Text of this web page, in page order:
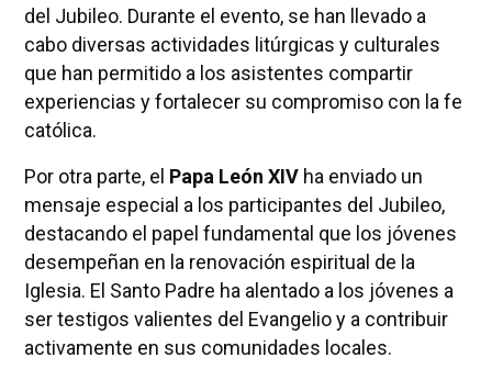
del Jubileo. Durante el evento, se han llevado a
cabo diversas actividades litúrgicas y culturales
que han permitido a los asistentes compartir
experiencias y fortalecer su compromiso con la fe
católica.
Por otra parte, el Papa León XIVha enviado un
mensaje especial a los participantes del Jubileo,
destacando el papel fundamental que los jóvenes
desempeñan en la renovación espiritual de la
Iglesia. El Santo Padre ha alentado a los jóvenes a
ser testigos valientes del Evangelio y a contribuir
activamente en sus comunidades locales.